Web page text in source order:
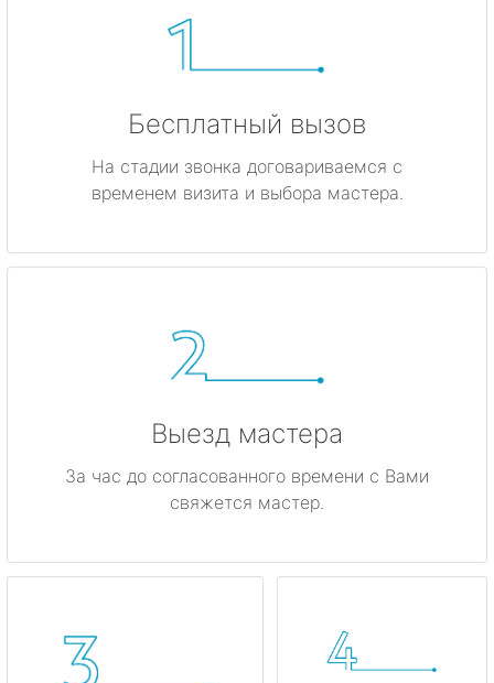
Бесплатный вызов
На стадии звонка договариваемся с
временем визита и выбора мастера.
Выезд мастера
За час до согласованного времени с Вами
свяжется мастер.